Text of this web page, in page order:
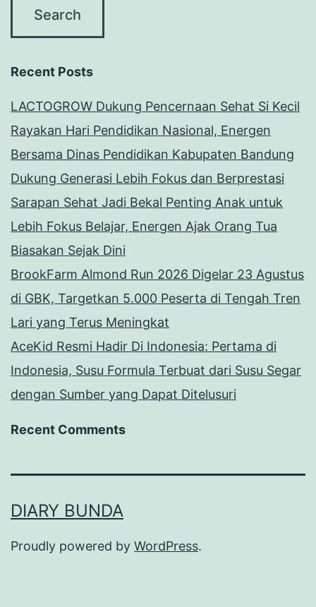
Recent Posts
LACTOGROW Dukung Pencernaan Sehat Si Kecil
Rayakan Hari Pendidikan Nasional, Energen
Bersama Dinas Pendidikan Kabupaten Bandung
Dukung Generasi Lebih Fokus dan Berprestasi
Sarapan Sehat Jadi Bekal Penting Anak untuk
Lebih Fokus Belajar, Energen Ajak Orang Tua
Biasakan Sejak Dini
BrookFarm Almond Run 2026 Digelar 23 Agustus
di GBK, Targetkan 5.000 Peserta di Tengah Tren
Lari yang Terus Meningkat
AceKid Resmi Hadir Di Indonesia: Pertama di
Indonesia, Susu Formula Terbuat dari Susu Segar
dengan Sumber yang Dapat Ditelusuri
Recent Comments
DIARY BUNDA
Proudly powered by WordPress.